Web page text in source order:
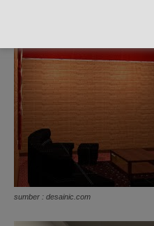
sumber : desainic.com